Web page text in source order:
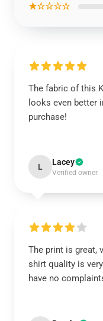
★☆☆☆☆
The fabric of this
looks even better
purchase!
L Lacey
Verified owner
The print is great,
shirt quality is
have no